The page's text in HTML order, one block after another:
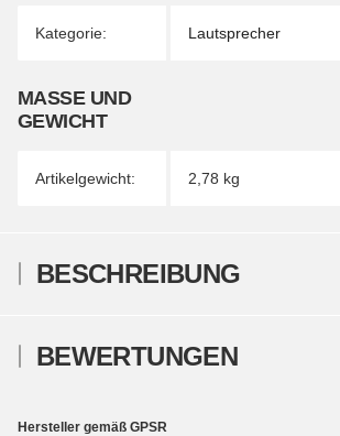
Kategorie: Lautsprecher
MASSE UND G
EWICHT
Artikelgewicht: 2,78 kg
BESCHREIBUNG
BEWERTUNGEN
Hersteller gemäß GPSR